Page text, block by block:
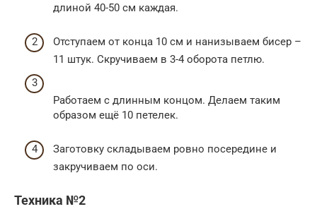
длиной 40-50 см каждая.
Отступаем от конца 10 см и нанизываем бисер –
11 штук. Скручиваем в 3-4 оборота петлю.
Работаем с длинным концом. Делаем таким
образом ещё 10 петелек.
Заготовку складываем ровно посередине и
закручиваем по оси.
Техника №2